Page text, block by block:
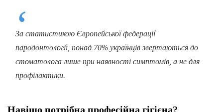
За статистикою Європейської федерації
пародонтології, понад 70% українців звертаються до
стоматолога лише при наявності симптомів, а не для
профілактики.
Навіщо потрібна професійна гігієна?